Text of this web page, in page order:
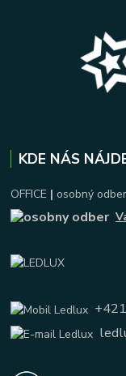
KDE NÁS
OFFICE | osobný odber